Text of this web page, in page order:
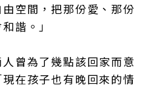
由空間，把那份愛、那份
諧。」
曾為了幾點該回家而意
在孩子也有晚回來的情